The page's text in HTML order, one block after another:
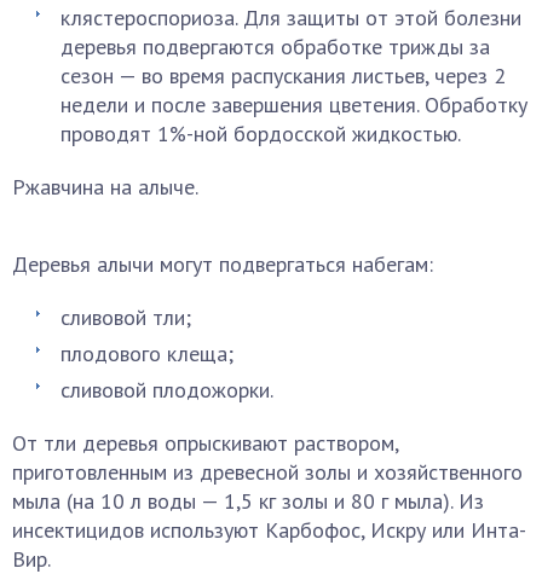
клястероспориоза. Для защиты от этой болезни
деревья подвергаются обработке трижды за
сезон — во время распускания листьев, через 2
недели и после завершения цветения. Обработку
проводят 1%-ной бордосской жидкостью.
Ржавчина на алыче.
Деревья алычи могут подвергаться набегам:
сливовой тли;
плодового клеща;
сливовой плодожорки.
От тли деревья опрыскивают раствором,
приготовленным из древесной золы и хозяйственного
мыла (на 10 л воды — 1,5 кг золы и 80 г мыла). Из
инсектицидов используют Карбофос, Искру или Инта-
Вир.